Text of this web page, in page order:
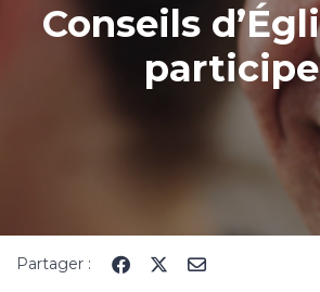
Conseils
Partager :